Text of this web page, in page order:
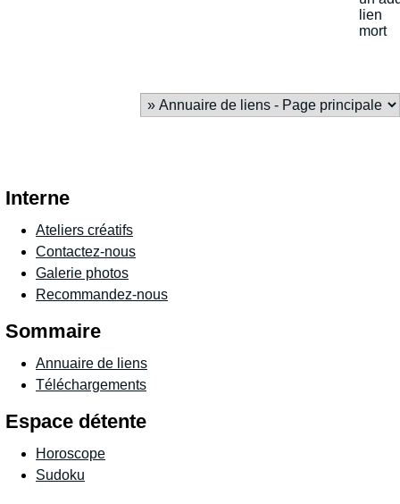
Interne
Ateliers créatifs
Contactez-nous
Galerie photos
Recommandez-nous
Sommaire
Annuaire de liens
Téléchargements
Espace détente
Horoscope
Sudoku